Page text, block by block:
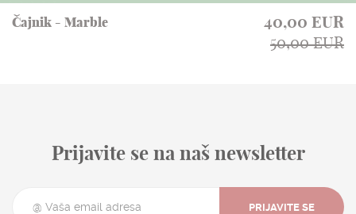
Čajnik - Marble
40,00 EUR
50,00 EUR
Prijavite se na naš newsletter
PRIJAVITE SE